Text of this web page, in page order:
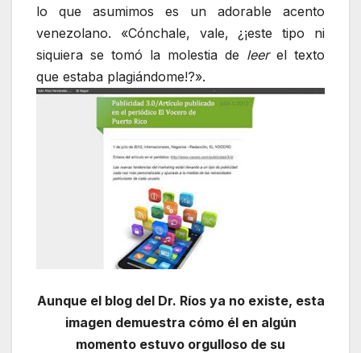
lo que asumimos es un adorable acento
venezolano. «Cónchale, vale, ¿¡este tipo ni
siquiera se tomó la molestia de leerel texto
que estaba plagiándome!?».
Aunque el blog del Dr. Ríos ya no existe, esta
imagen demuestra cómo él en algún
momento estuvo orgulloso de su